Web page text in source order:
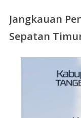
Jangkauan
Sepatan